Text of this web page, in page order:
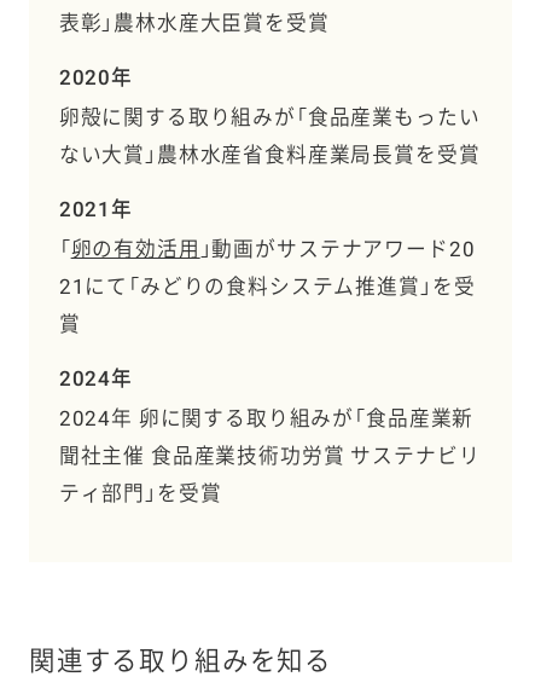
表彰」農林水産大臣賞を受賞
2020年
卵殻に関する取り組みが「食品産業もったい
ない大賞」農林水産省食料産業局長賞を受賞
2021年
「卵の有効活用 」動画がサステナアワード20
21にて「みどりの食料システム推進賞」を受
賞
2024年
2024年 卵に関する取り組みが「食品産業新
聞社主催 食品産業技術功労賞 サステナビリ
ティ部門」を受賞
関連する取り組みを知る